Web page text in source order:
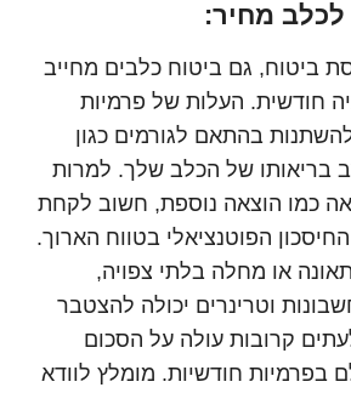
גם ביטוח כלבים מחייב
העלות של פרמיות
בהתאם לגורמים כגון
של הכלב שלך. למרות
הוצאה נוספת, חשוב לקחת
הפוטנציאלי בטווח הארוך.
מחלה בלתי צפויה,
יכולה להצטבר
עולה על הסכום
חודשיות. מומלץ לוודא